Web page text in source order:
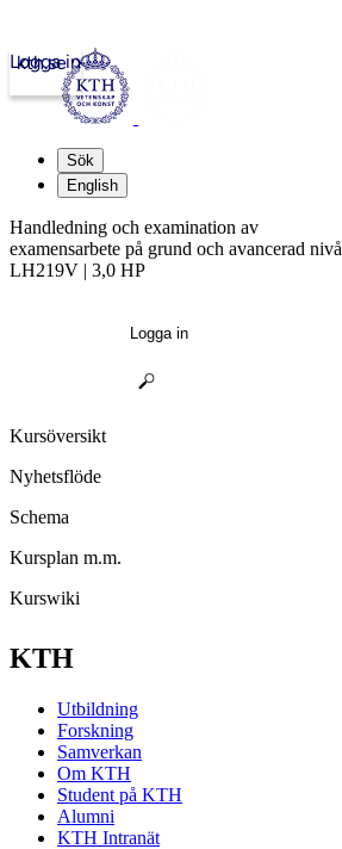
kth.se
Logga in
Sök
English
Handledning och examination av
examensarbete på grund och avancerad nivå
LH219V | 3,0 HP
Logga in
Kursöversikt
Nyhetsflöde
Schema
Kursplan m.m.
Kurswiki
KTH
Utbildning
Forskning
Samverkan
Om KTH
Student på KTH
Alumni
KTH Intranät